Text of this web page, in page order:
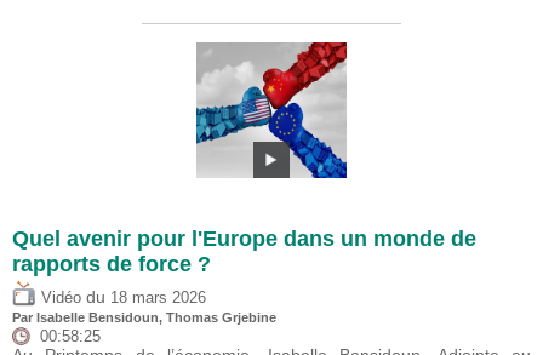
Quel avenir pour l'Europe dans un monde de
rapports de force ?
Vidéo du 18 mars 2026
Par Isabelle Bensidoun, Thomas Grjebine
00:58:25